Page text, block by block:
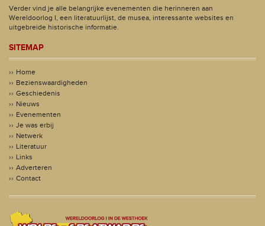
Verder vind je alle belangrijke evenementen die herinneren aan
Wereldoorlog I, een literatuurlijst, de musea, interessante websites en
uitgebreide historische informatie.
SITEMAP
Home
Bezienswaardigheden
Geschiedenis
Nieuws
Evenementen
Je was erbij
Netwerk
Literatuur
Links
Adverteren
Contact